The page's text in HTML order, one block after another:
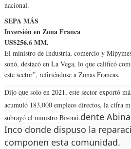
nacional.
SEPA MÁS
Inversión en Zona Franca
US$256.6 MM.
El ministro de Industria, comercio y
sonó, destacó en La Ve­ga, lo que calificó
este sector”, refirién­dose a Zonas Francas.
Dijo que solo en 2021, este sector exportó
acumuló 183,000 em­pleos directos, la cifra
subrayó el mi­nistro Bisonó.dente
Inco donde dispuso la
com­ponen esta comunidad.